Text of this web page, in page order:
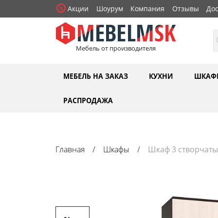
Акции Шоурум Компания Отзывы
Мебель от производителя
МЕБЕЛЬ НА ЗАКАЗ КУХНИ
РАСПРОДАЖА
Главная Шкафы Шкаф 3